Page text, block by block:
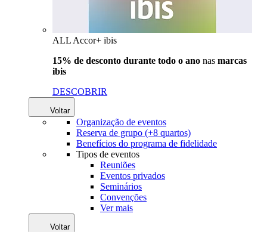
ALL Accor+ ibis
15% de desconto durante todo o ano nas marcas
ibis
DESCOBRIR
Voltar
Organização de eventos
Reserva de grupo (+8 quartos)
Benefícios do programa de fidelidade
Tipos de eventos
Reuniões
Eventos privados
Seminários
Convenções
Ver mais
Voltar